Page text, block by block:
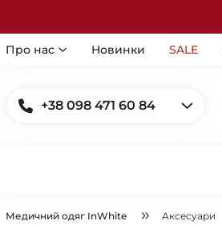
Про нас Новинки SALE
+38 098 471 60 84
Медичний одяг InWhite Аксесуари